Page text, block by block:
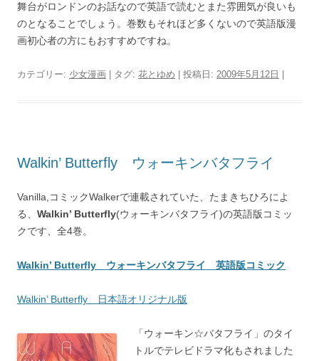
舞台がロンドンのお話なので英語で読むとまた雰囲気が良いも
のとなることでしょう。巻数もそれほど多くないので英語版漫
画初心者の方にもおすすめですね。
カテゴリー: 少女漫画 | タグ: 花とゆめ | 投稿日: 2009年5月12日
Walkin’ Butterfly ウォーキンバタフライ
Vanilla,コミックWalkerで連載されていた、たまきちひろによ
る、 Walkin’ Butterfly(ウォーキンバタフライ)の英語版コミッ
クです、全4巻。
Walkin’ Butterfly ウォーキンバタフライ 英語版コミック
Walkin’ Butterfly 日本語オリジナル版
「ウォーキン☆バタフライ」のタイ
トルでテレビドラマ化もされました